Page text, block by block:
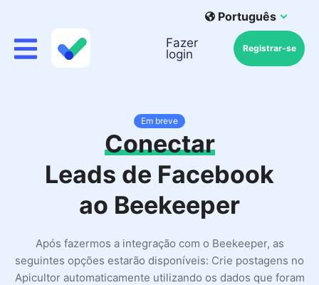
Português
Fazer
login
Registrar-se
Em breve
Conectar
Leads de Facebook
ao Beekeeper
Após fazermos a integração com o Beekeeper, as
seguintes opções estarão disponíveis: Crie postagens no
Apicultor automaticamente utilizando os dados que foram